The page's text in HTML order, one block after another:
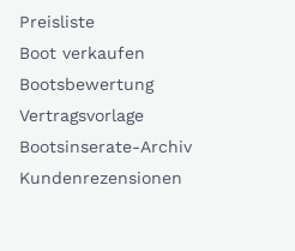
Preisliste
Boot verkaufen
Bootsbewertung
Vertragsvorlage
Bootsinserate-Archiv
Kundenrezensionen